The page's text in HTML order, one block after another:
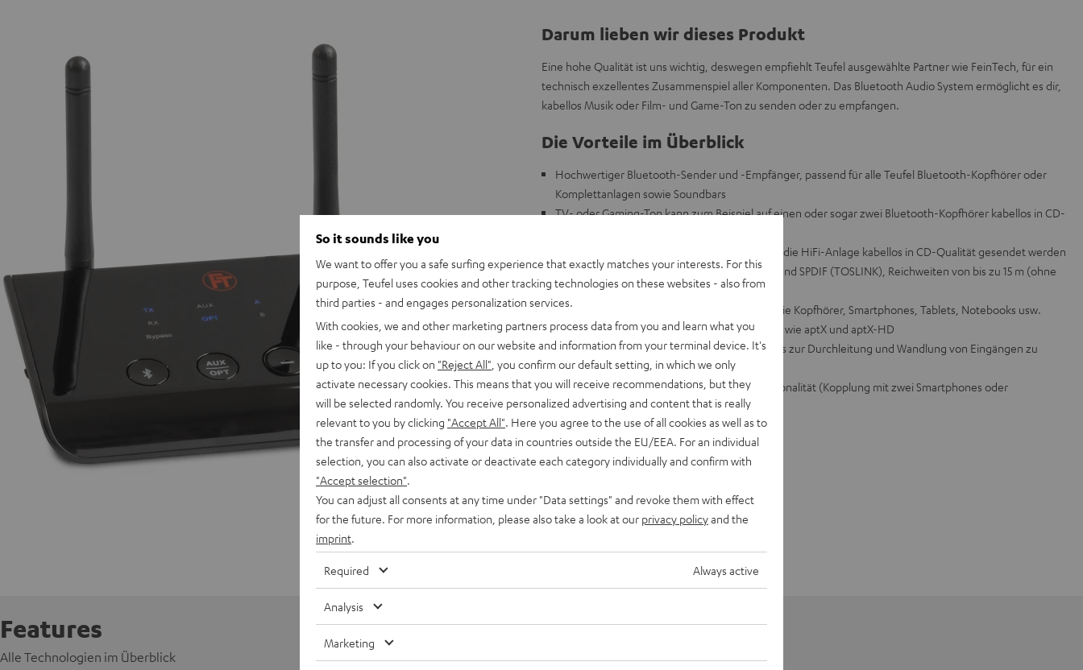
Darum lieben wir dieses Produkt
Eine hohe Qualität ist uns wichtig, deswegen empfiehlt Teufel ausgewählte Partner wie FeinTech, für ein
technisch exzellentes Zusammenspiel aller Komponenten. Das Bluetooth Audio System ermöglicht es dir,
kabellos Musik oder Film- und Game-Ton zu senden oder zu empfangen.
Die Vorteile im Überblick
Hochwertiger Bluetooth-Sender und -Empfänger, passend für alle Teufel Bluetooth-Kopfhörer oder
Komplettanlagen sowie Soundbars
TV- oder Gaming-Ton kann zum Beispiel auf einen oder sogar zwei Bluetooth-Kopfhörer kabellos in CD-
Musik vom Smartphone kann zum Beispiel auf die HiFi-Anlage kabellos in CD-Qualität gesendet werden
Je 2 Eingänge und Ausgänge: 3,5-mm-Klinke und SPDIF (TOSLINK), Reichweiten von bis zu 15 m (ohne
Wände oder andere Hindernisse)
Unterstützt alle gängigen Bluetooth-Geräte wie Kopfhörer, Smartphones, Tablets, Notebooks usw.
Unterstützt zudem hochwertige Audiocodecs wie aptX und aptX-HD
Lippensynchrone Übertragung, Bypass-Modus zur Durchleitung und Wandlung von Eingängen zu
Ausgängen
Unterstützt Multipoint- und Dualpoint-Funktionalität (Kopplung mit zwei Smartphones oder
Wiedergabe an zwei Kopfhörern)
Features
Alle Technologien im Überblick
So it sounds like you
We want to offer you a safe surfing experience that exactly matches your interests. For this
purpose, Teufel uses cookies and other tracking technologies on these websites - also from
third parties - and engages personalization services.
With cookies, we and other marketing partners process data from you and learn what you
like - through your behaviour on our website and information from your terminal device. It's
up to you: If you click on "Reject All" , you confirm our default setting, in which we only
activate necessary cookies. This means that you will receive recommendations, but they
will be selected randomly. You receive personalized advertising and content that is really
relevant to you by clicking "Accept All" . Here you agree to the use of all cookies as well as to
the transfer and processing of your data in countries outside the EU/EEA. For an individual
selection, you can also activate or deactivate each category individually and confirm with
"Accept selection"
You can adjust all consents at any time under "Data settings" and revoke them with effect
for the future. For more information, please also take a look at our privacy policyand the
imprint
Required Always active
Analysis
Marketing